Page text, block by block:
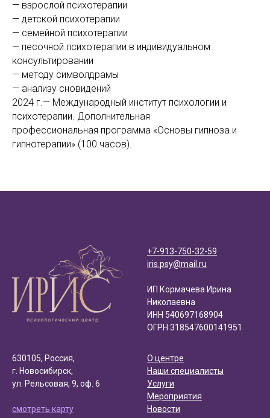
— взрослой психотерапии
— детской психотерапии
— семейной психотерапии
— песочной психотерапии в индивидуальном
консультировании
— методу символдрамы
— анализу сновидений
2024 г.— Международный институт психологии и
психотерапии. Дополнительная
профессиональная программа «Основы гипноза и
гипнотерапии» (100 часов).
+7-913-750-32-59
iris.psy@mail.ru
ИП Кормачева Ирина
Николаевна
ИНН 540697168904
ОГРН 318547600141951
630105, Россия,
г. Новосибирск,
ул. Рельсовая, 9, оф. 6
смотреть карту
О центре
Наши специалисты
Услуги
Мероприятия
Новости